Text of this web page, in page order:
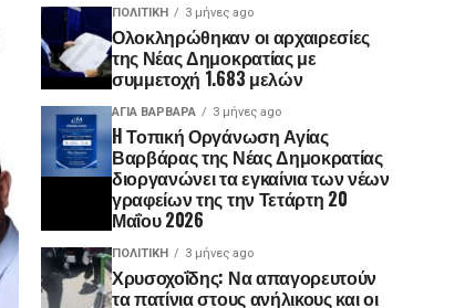
ΠΟΛΙΤΙΚΉ 3 μήνες ago
Ολοκληρώθηκαν οι αρχαιρεσίες
της Νέας Δημοκρατίας με
συμμετοχή 1.683 μελών
ΑΓΙΑ ΒΑΡΒΑΡΑ 3 μήνες ago
H Τοπική Οργάνωση Αγίας
Βαρβάρας της Νέας Δημοκρατίας
διοργανώνει τα εγκαίνια των νέων
γραφείων της την Τετάρτη 20
Μαΐου 2026
ΠΟΛΙΤΙΚΉ 3 μήνες ago
Χρυσοχοΐδης: Να απαγορευτούν
τα πατίνια στους ανήλικους και οι